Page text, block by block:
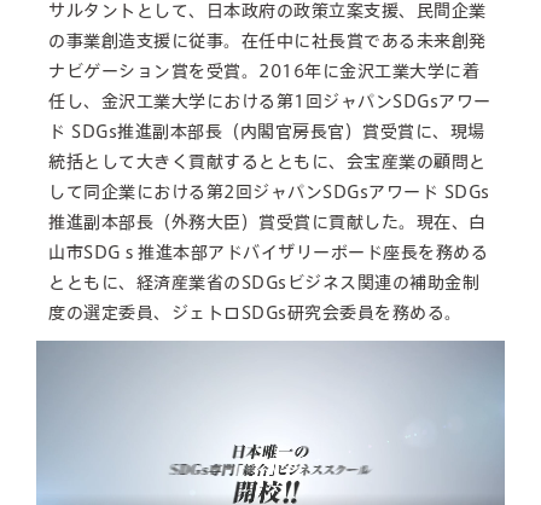
サルタントとして、日本政府の政策立案支援、民間企業
の事業創造支援に従事。在任中に社長賞である未来創発
ナビゲーション賞を受賞。2016年に金沢工業大学に着
任し、金沢工業大学における第1回ジャパンSDGsアワー
ド SDGs推進副本部長（内閣官房長官）賞受賞に、現場
統括として大きく貢献するとともに、会宝産業の顧問と
して同企業における第2回ジャパンSDGsアワード SDGs
推進副本部長（外務大臣）賞受賞に貢献した。現在、白
山市SDGｓ推進本部アドバイザリーボード座長を務める
とともに、経済産業省のSDGsビジネス関連の補助金制
度の選定委員、ジェトロSDGs研究会委員を務める。